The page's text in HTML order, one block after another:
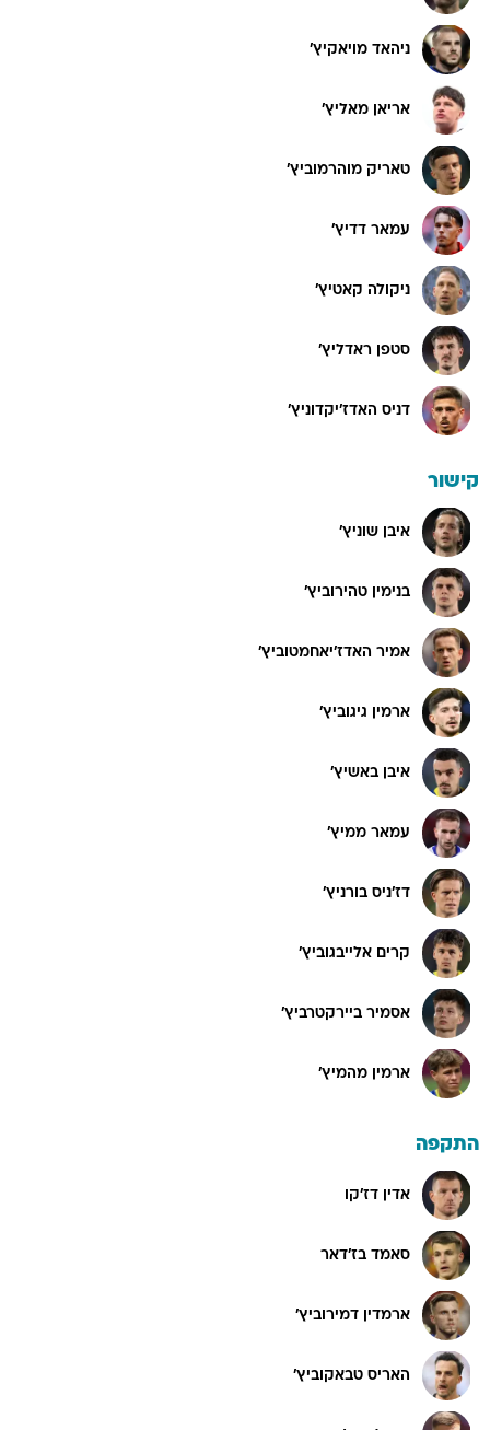
ניהאד מויאקיץ'
אריאן מאליץ'
טאריק מוהרמוביץ'
עמאר דדיץ'
ניקולה קאטיץ'
סטפן ראדליץ'
דניס האדז'יקדוניץ'
קישור
איבן שוניץ'
בנימין טהירוביץ'
אמיר האדז'יאחמטוביץ'
ארמין גיגוביץ'
איבן באשיץ'
עמאר ממיץ'
דז'ניס בורניץ'
קרים אלייבגוביץ'
אסמיר ביירקטרביץ'
ארמין מהמיץ'
התקפה
אדין דז'קו
סאמד בז'דאר
ארמדין דמירוביץ'
האריס טבאקוביץ'